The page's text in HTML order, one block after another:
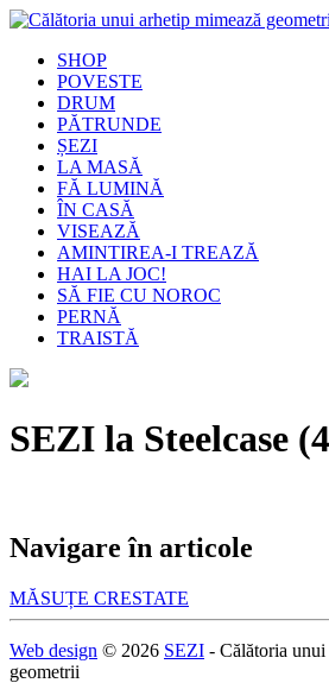
SHOP
POVESTE
DRUM
PĂTRUNDE
ȘEZI
LA MASĂ
FĂ LUMINĂ
ÎN CASĂ
VISEAZĂ
AMINTIREA-I TREAZĂ
HAI LA JOC!
SĂ FIE CU NOROC
PERNĂ
TRAISTĂ
SEZI la Steelcase
Navigare în articole
MĂSUȚE CRESTATE
Web design © 2026 SEZI - Călătoria unui
geometrii